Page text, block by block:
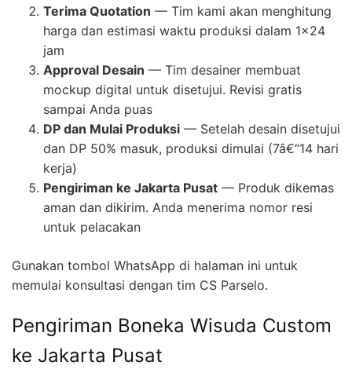
Terima Quotation — Tim kami akan menghitung
harga dan estimasi waktu produksi dalam 1×24
jam
Approval Desain — Tim desainer membuat
mockup digital untuk disetujui. Revisi gratis
sampai Anda puas
DP dan Mulai Produksi — Setelah desain disetujui
dan DP 50% masuk, produksi dimulai (7â€“14 hari
kerja)
Pengiriman ke Jakarta Pusat — Produk dikemas
aman dan dikirim. Anda menerima nomor resi
untuk pelacakan
Gunakan tombol WhatsApp di halaman ini untuk
memulai konsultasi dengan tim CS Parselo.
Pengiriman Boneka Wisuda Custom
ke Jakarta Pusat